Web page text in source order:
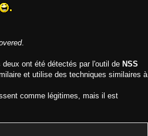
.
ont été détectés par l'outil de NSS
et utilise des techniques similaires à
comme légitimes, mais il est